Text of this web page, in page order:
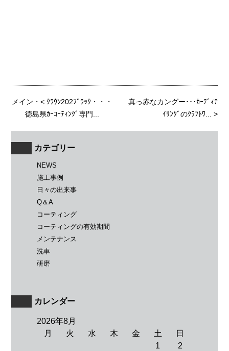
メイン ・< ｸﾗｳﾝ202ﾌﾞﾗｯｸ・・・
徳島県ｶｰｺｰﾃｨﾝｸﾞ専門...
真っ赤なカングー･･･ｶｰﾃﾞｨﾃ
ｲﾘﾝｸﾞのｸﾗﾌﾄﾜ...
>
カテゴリー
NEWS
施工事例
日々の出来事
Q＆A
コーティング
コーティングの有効期間
メンテナンス
洗車
研磨
カレンダー
2026年8月
月
火 水 木 金 土
日
1
2